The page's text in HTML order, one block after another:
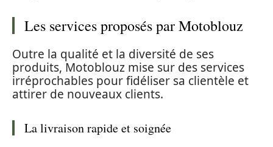
Les services proposés par Motoblouz
Outre la qualité et la diversité de ses
produits, Motoblouz mise sur des services
irréprochables pour fidéliser sa clientèle et
attirer de nouveaux clients.
La livraison rapide et soignée